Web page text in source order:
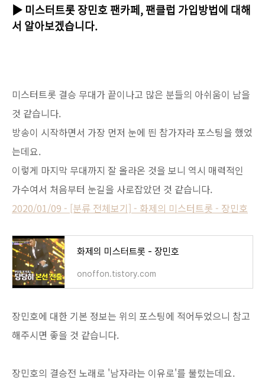
▶ 미스터트롯 장민호 팬카페, 팬클럽 가입방법에 대해
서 알아보겠습니다.
미스터트롯 결승 무대가 끝이나고 많은 분들의 아쉬움이 남을
것 같습니다.
방송이 시작하면서 가장 먼저 눈에 띈 참가자라 포스팅을 했었
는데요.
이렇게 마지막 무대까지 잘 올라온 것을 보니 역시 매력적인
가수여서 처음부터 눈길을 사로잡았던 것 같습니다.
2020/01/09 - [분류 전체보기] - 화제의 미스터트롯 - 장민호
화제의 미스터트롯 - 장민호
onoffon.tistory.com
장민호에 대한 기본 정보는 위의 포스팅에 적어두었으니 참고
해주시면 좋을 것 같습니다.
장민호의 결승전 노래로 '남자라는 이유로'를 불렀는데요.